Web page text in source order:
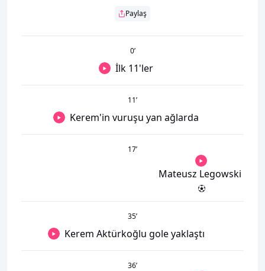
Paylaş
0’
İlk 11'ler
11’
Kerem'in vuruşu yan ağlarda
17’
Mateusz Legowski
35’
Kerem Aktürkoğlu gole yaklaştı
36’